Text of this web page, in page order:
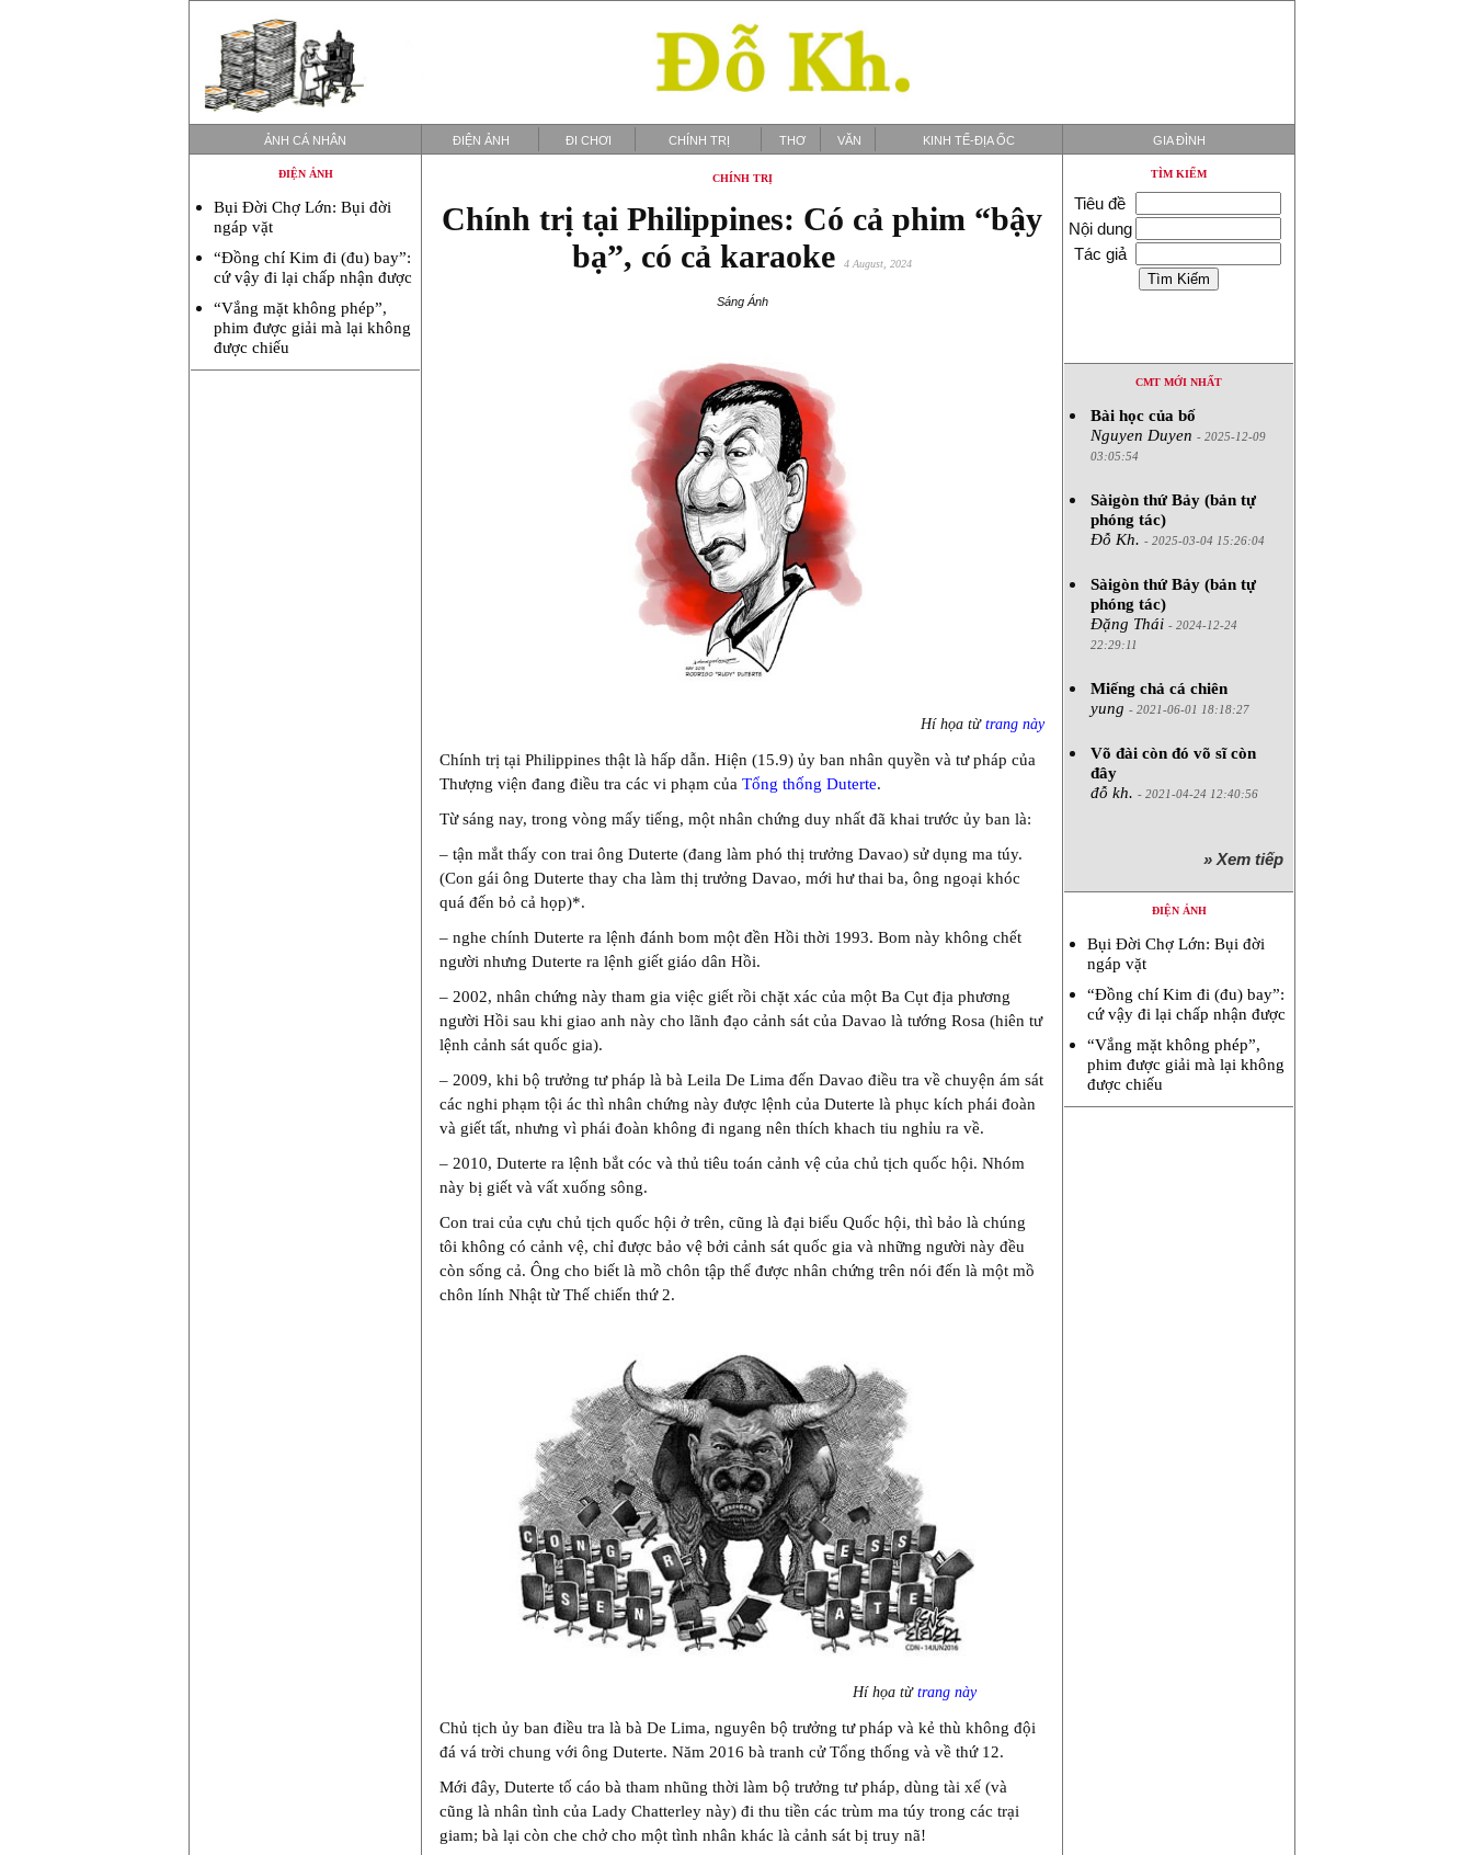
ẢNH CÁ NHÂN ĐIỆN ẢNH ĐI CHƠI CHÍNH TRỊ THƠ VĂN KINH TẾ-ĐỊA ỐC GIA ĐÌNH
ĐIỆN ẢNH
Bụi Đời Chợ Lớn: Bụi đời
ngáp vặt
“Đồng chí Kim đi (đu) bay”:
cứ vậy đi lại chấp nhận được
“Vắng mặt không phép”,
phim được giải mà lại không
được chiếu
CHÍNH TRỊ
Chính trị tại Philippines: Có cả phim “bậy
bạ”, có cả karaoke
4 August, 2024
Sáng Ánh
Hí họa từ trang này
Chính trị tại Philippines thật là hấp dẫn. Hiện (15.9) ủy ban nhân quyền và tư pháp của
Thượng viện đang điều tra các vi phạm của Tổng thống Duterte.
Từ sáng nay, trong vòng mấy tiếng, một nhân chứng duy nhất đã khai trước ủy ban là:
– tận mắt thấy con trai ông Duterte (đang làm phó thị trưởng Davao) sử dụng ma túy.
(Con gái ông Duterte thay cha làm thị trưởng Davao, mới hư thai ba, ông ngoại khóc
quá đến bỏ cả họp)*.
– nghe chính Duterte ra lệnh đánh bom một đền Hồi thời 1993. Bom này không chết
người nhưng Duterte ra lệnh giết giáo dân Hồi.
– 2002, nhân chứng này tham gia việc giết rồi chặt xác của một Ba Cụt địa phương
người Hồi sau khi giao anh này cho lãnh đạo cảnh sát của Davao là tướng Rosa (hiên tư
lệnh cảnh sát quốc gia).
– 2009, khi bộ trưởng tư pháp là bà Leila De Lima đến Davao điều tra về chuyện ám sát
các nghi phạm tội ác thì nhân chứng này được lệnh của Duterte là phục kích phái đoàn
và giết tất, nhưng vì phái đoàn không đi ngang nên thích khach tiu nghỉu ra về.
– 2010, Duterte ra lệnh bắt cóc và thủ tiêu toán cảnh vệ của chủ tịch quốc hội. Nhóm
này bị giết và vất xuống sông.
Con trai của cựu chủ tịch quốc hội ở trên, cũng là đại biểu Quốc hội, thì bảo là chúng
tôi không có cảnh vệ, chỉ được bảo vệ bởi cảnh sát quốc gia và những người này đều
còn sống cả. Ông cho biết là mồ chôn tập thể được nhân chứng trên nói đến là một mồ
chôn lính Nhật từ Thế chiến thứ 2.
Hí họa từ trang này
Chủ tịch ủy ban điều tra là bà De Lima, nguyên bộ trưởng tư pháp và kẻ thù không đội
đá vá trời chung với ông Duterte. Năm 2016 bà tranh cử Tổng thống và về thứ 12.
Mới đây, Duterte tố cáo bà tham nhũng thời làm bộ trưởng tư pháp, dùng tài xế (và
cũng là nhân tình của Lady Chatterley này) đi thu tiền các trùm ma túy trong các trại
giam; bà lại còn che chở cho một tình nhân khác là cảnh sát bị truy nã!
TÌM KIẾM
Tiêu đề
Nội dung
Tác giả
CMT MỚI NHẤT
Bài học của bố
Nguyen Duyen - 2025-12-09
03:05:54
Sàigòn thứ Bảy (bản tự
phóng tác)
Đỗ Kh. - 2025-03-04 15:26:04
Sàigòn thứ Bảy (bản tự
phóng tác)
Đặng Thái - 2024-12-24
22:29:11
Miếng chả cá chiên
yung - 2021-06-01 18:18:27
Võ đài còn đó võ sĩ còn
đây
đỗ kh. - 2021-04-24 12:40:56
» Xem tiếp
ĐIỆN ẢNH
Bụi Đời Chợ Lớn: Bụi đời
ngáp vặt
“Đồng chí Kim đi (đu) bay”:
cứ vậy đi lại chấp nhận được
“Vắng mặt không phép”,
phim được giải mà lại không
được chiếu